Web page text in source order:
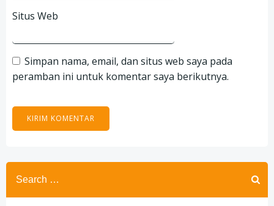
Situs Web
Simpan nama, email, dan situs web saya pada
peramban ini untuk komentar saya berikutnya.
Search
for: